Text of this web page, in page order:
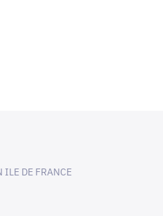
DE FRANCE